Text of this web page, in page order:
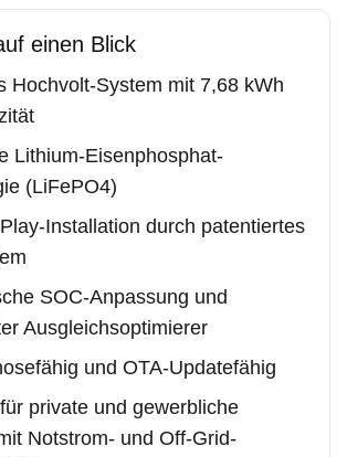
einen Blick
Hochvolt-System mit 7,68 kWh
Lithium-Eisenphosphat-
(LiFePO4)
Installation durch patentiertes
SOC-Anpassung und
Ausgleichsoptimierer
und OTA-Updatefähig
private und gewerbliche
Notstrom- und Off-Grid-